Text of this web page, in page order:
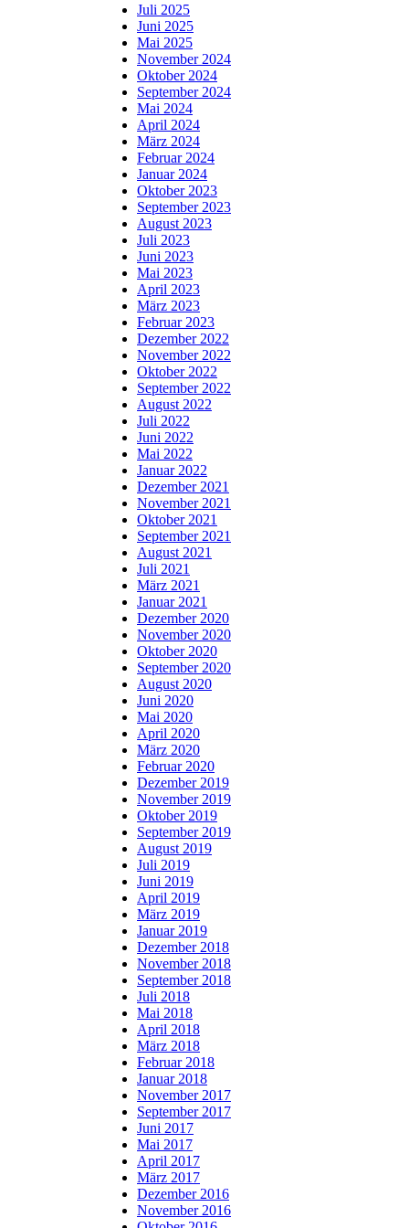
Juli 2025
Juni 2025
Mai 2025
November 2024
Oktober 2024
September 2024
Mai 2024
April 2024
März 2024
Februar 2024
Januar 2024
Oktober 2023
September 2023
August 2023
Juli 2023
Juni 2023
Mai 2023
April 2023
März 2023
Februar 2023
Dezember 2022
November 2022
Oktober 2022
September 2022
August 2022
Juli 2022
Juni 2022
Mai 2022
Januar 2022
Dezember 2021
November 2021
Oktober 2021
September 2021
August 2021
Juli 2021
März 2021
Januar 2021
Dezember 2020
November 2020
Oktober 2020
September 2020
August 2020
Juni 2020
Mai 2020
April 2020
März 2020
Februar 2020
Dezember 2019
November 2019
Oktober 2019
September 2019
August 2019
Juli 2019
Juni 2019
April 2019
März 2019
Januar 2019
Dezember 2018
November 2018
September 2018
Juli 2018
Mai 2018
April 2018
März 2018
Februar 2018
Januar 2018
November 2017
September 2017
Juni 2017
Mai 2017
April 2017
März 2017
Dezember 2016
November 2016